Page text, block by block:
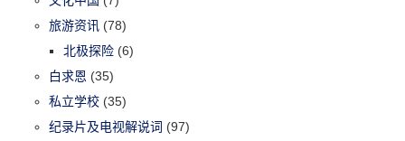
旅游资讯 (78)
北极探险 (6)
白求恩 (35)
私立学校 (35)
纪录片及电视解说词 (97)